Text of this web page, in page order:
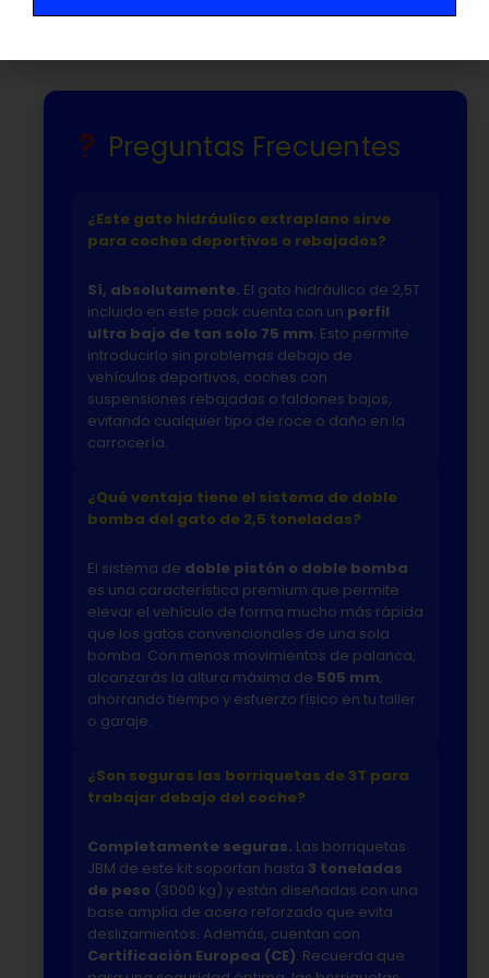
Preguntas Frecuentes
¿Este gato hidráulico extraplano sirve
para coches deportivos o rebajados?
Sí, absolutamente. El gato hidráulico de 2,5T
incluido en este pack cuenta con un perfil
ultra bajo de tan solo 75 mm. Esto permite
introducirlo sin problemas debajo de
vehículos deportivos, coches con
suspensiones rebajadas o faldones bajos,
evitando cualquier tipo de roce o daño en la
carrocería.
¿Qué ventaja tiene el sistema de doble
bomba del gato de 2,5 toneladas?
El sistema de doble pistón o doble bomba
es una característica premium que permite
elevar el vehículo de forma mucho más rápida
que los gatos convencionales de una sola
bomba. Con menos movimientos de palanca,
alcanzarás la altura máxima de 505 mm,
ahorrando tiempo y esfuerzo físico en tu taller
o garaje.
¿Son seguras las borriquetas de 3T para
trabajar debajo del coche?
Completamente seguras. Las borriquetas
JBM de este kit soportan hasta 3 toneladas
de peso (3000 kg) y están diseñadas con una
base amplia de acero reforzado que evita
deslizamientos. Además, cuentan con
Certificación Europea (CE). Recuerda que